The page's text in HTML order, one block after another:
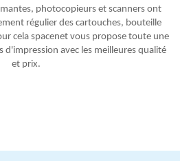
photocopieurs et scanners ont
régulier des cartouches, bouteille
cela spacenet vous propose toute une
d'impression avec les meilleures qualité
et prix.